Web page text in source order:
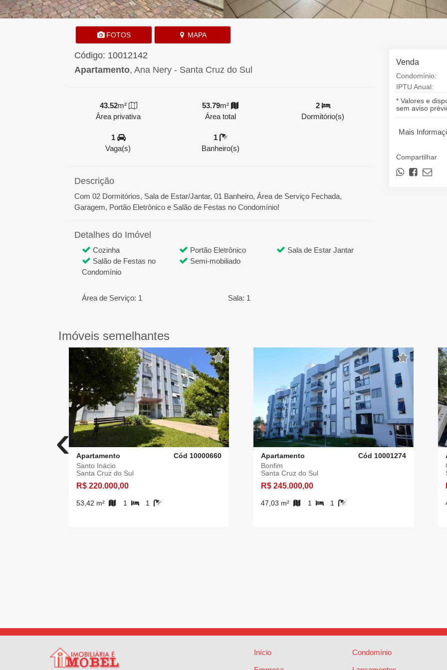
FOTOS MAPA
Código: 10012142
Apartamento, Ana Nery - Santa Cruz do Sul
43.52m²
Área privativa
53.79m²
Área total
2
Dormitório(s)
1
Vaga(s)
1
Banheiro(s)
Descrição
Com 02 Dormitórios, Sala de Estar/Jantar, 01 Banheiro, Área de Serviço Fechada,
Garagem, Portão Eletrônico e Salão de Festas no Condomínio!
Detalhes do Imóvel
Cozinha Portão Eletrônico
Sala de Estar Jantar
Salão de Festas no
Condomínio
Semi-mobiliado
Área de Serviço: 1 Sala: 1
Venda
Condomínio:
IPTU Anual:
* Valores e
sem aviso
Mais
Compartilhar
Imóveis semelhantes
‹ Apartamento
Cód 10000660
Santo Inácio
Santa Cruz do Sul
R$ 220.000,00
53,42 m² 1 1
Apartamento
Cód 10001274
Bonfim
Santa Cruz do Sul
R$ 245.000,00
47,03 m² 1 1
Início Condomínio